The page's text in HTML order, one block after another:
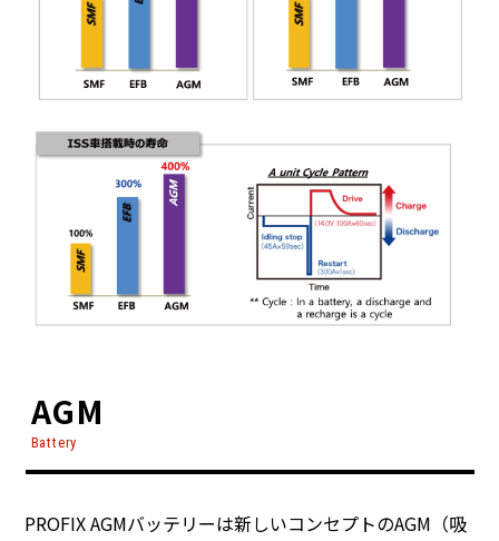
AGM
Battery
PROFIX AGMバッテリーは新しいコンセプトのAGM（吸